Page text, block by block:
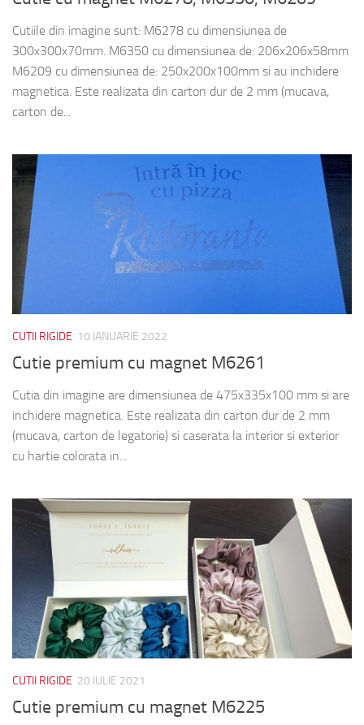
Cutiile din imagine sunt: M6278 cu dimensiunea de
300x300x70mm. M6350 cu dimensiunea de: 206x206x58mm
M6209 cu dimensiunea de: 250x200x100mm si au inchidere
magnetica. Este realizata din carton dur de 2 mm (mucava,
carton de...
CUTII RIGIDE 10 IANUARIE 2022
Cutie premium cu magnet M6261
Cutia din imagine are dimensiunea de 475x335x100 mm si are
inchidere magnetica. Este realizata din carton dur de 2 mm
(mucava, carton de legatorie) si caserata la interior si exterior
cu hartie colorata in...
CUTII RIGIDE 20 IULIE 2021
Cutie premium cu magnet M6225